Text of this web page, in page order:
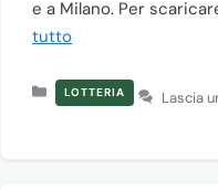
e a Milano. Per
tutto
Categorie
LOTTERIA Lascia